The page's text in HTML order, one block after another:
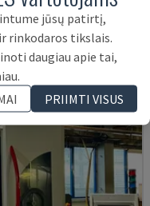
74.000 €
jūsų patirtį,
rinkodaros tikslais.
daugiau apie tai,
PRIIMTI VISUS